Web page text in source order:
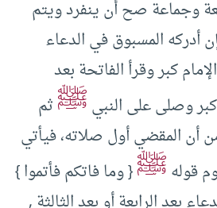
وجماعة صح أن ينفرد ويتم
أدركه المسبوق في الدعاء
كبر وقرأ الفاتحة بعد
كبر وصلى على النبيﷺثم
أن المقضي أول صلاته، فيأتي
قولهﷺ{ وما فاتكم فأتموا }